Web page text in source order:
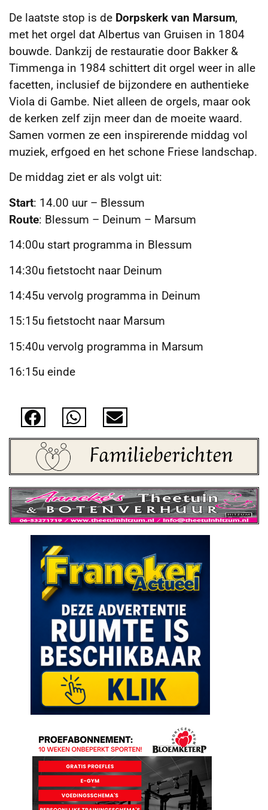
De laatste stop is de Dorpskerk van Marsum,
met het orgel dat Albertus van Gruisen in 1804
bouwde. Dankzij de restauratie door Bakker &
Timmenga in 1984 schittert dit orgel weer in alle
facetten, inclusief de bijzondere en authentieke
Viola di Gambe. Niet alleen de orgels, maar ook
de kerken zelf zijn meer dan de moeite waard.
Samen vormen ze een inspirerende middag vol
muziek, erfgoed en het schone Friese landschap.
De middag ziet er als volgt uit:
Start: 14.00 uur – Blessum
Route: Blessum – Deinum – Marsum
14:00u start programma in Blessum
14:30u fietstocht naar Deinum
14:45u vervolg programma in Deinum
15:15u fietstocht naar Marsum
15:40u vervolg programma in Marsum
16:15u einde